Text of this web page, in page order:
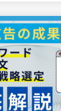
法までを網羅して解
ントターゲティング
ウントのフォロワー